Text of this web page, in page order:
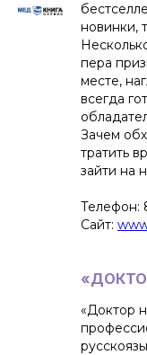
новинки,
пера
месте,
всегда
Зачем
тратить
зайти на
Телефон:
Сайт:
«Доктор